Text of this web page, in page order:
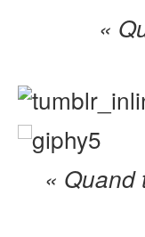
«
« Quand